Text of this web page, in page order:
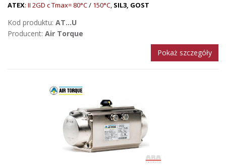
ATEX: II 2GD c Tmax= 80°C/ 150°C, SIL3, GOST
Kod produktu: AT...U
Producent: Air Torque
Pokaż szczegóły